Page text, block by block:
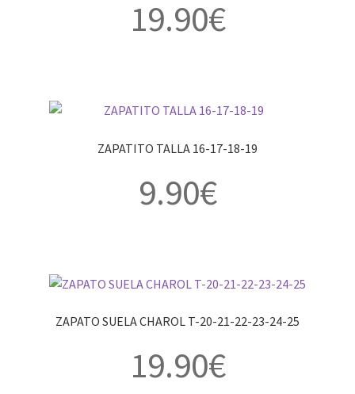
19.90€
ZAPATITO TALLA 16-17-18-19
9.90€
ZAPATO SUELA CHAROL T-20-21-22-23-24-25
19.90€